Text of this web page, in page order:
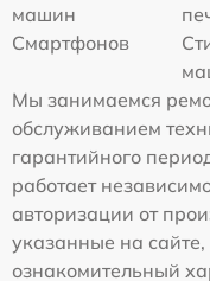
машин
Смартфонов
Мы занимаемся
обслуживанием
гарантийного
работает
авторизации от
указанные на
ознакомительный